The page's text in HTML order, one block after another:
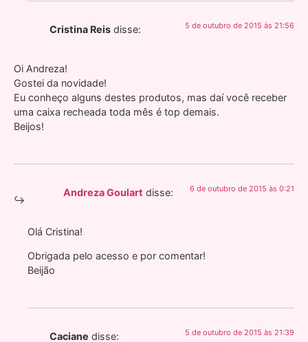
Cristina Reis disse: 5 de outubro de 2015 às 21:56
Oi Andreza!
Gostei da novidade!
Eu conheço alguns destes produtos, mas daí você receber
uma caixa recheada toda mês é top demais.
Beijos!
Andreza Goulart disse: 6 de outubro de 2015 às 0:21
Olá Cristina!
Obrigada pelo acesso e por comentar!
Beijão
Caciane disse: 5 de outubro de 2015 às 21:39